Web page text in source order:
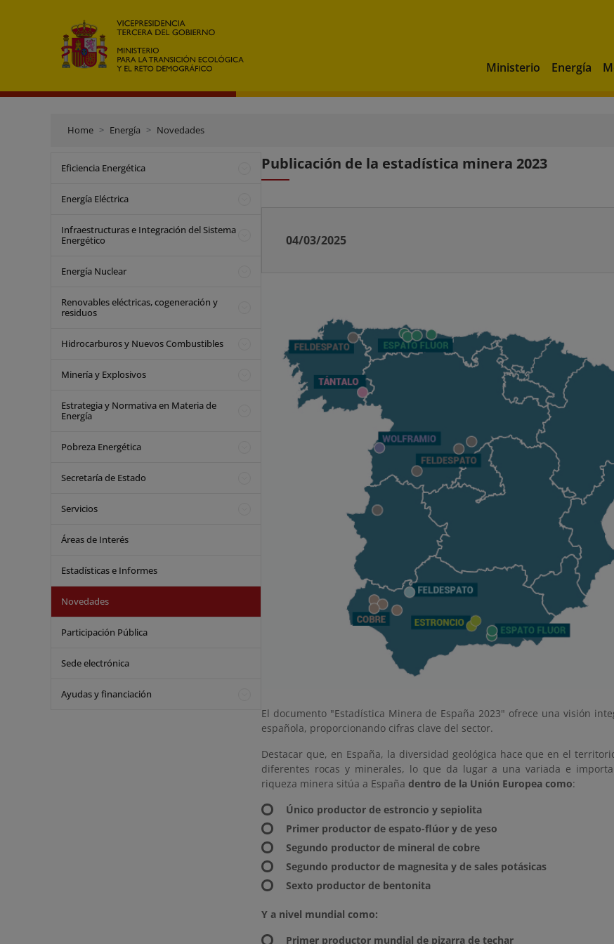
Ministerio Energía
Home Energía Novedades
Eficiencia Energética
Energía Eléctrica
Infraestructuras e Integración del Sistema
Energético
Energía Nuclear
Renovables eléctricas, cogeneración y
residuos
Hidrocarburos y Nuevos Combustibles
Minería y Explosivos
Estrategia y Normativa en Materia de
Energía
Pobreza Energética
Secretaría de Estado
Servicios
Áreas de Interés
Estadísticas e Informes
Novedades
Participación Pública
Sede electrónica
Ayudas y financiación
Publicación de la estadística minera 2023
04/03/2025
El documento "Estadística Minera de España 2023" ofrece una visión
española, proporcionando cifras clave del sector.
Destacar que, en España, la diversidad geológica hace que en el
diferentes rocas y minerales, lo que da lugar a una variada e
riqueza minera sitúa a España dentro de la Unión Europea como:
Único productor de estroncio y sepiolita
Primer productor de espato-flúor y de yeso
Segundo productor de mineral de cobre
Segundo productor de magnesita y de sales potásicas
Sexto productor de bentonita
Y a nivel mundial como:
Primer productor mundial de pizarra de techar